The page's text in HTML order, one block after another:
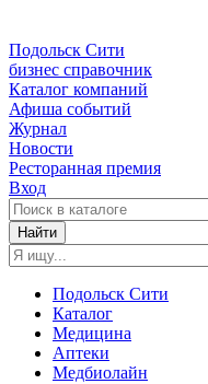
Подольск Сити
бизнес справочник
Каталог компаний
Афиша событий
Журнал
Новости
Ресторанная премия
Вход
Найти
Подольск Сити
Каталог
Медицина
Аптеки
Медбиолайн